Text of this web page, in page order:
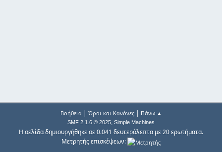
Βοήθεια| Όροι και Κανόνες| Πάνω ▲
SMF 2.1.6 © 2025, Simple Machines
Η σελίδα δημιουργήθηκε σε 0.041 δευτερόλεπτα με 20 ερωτήματα.
Μετρητής επισκέψεων: